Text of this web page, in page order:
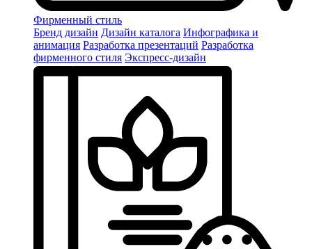
Фирменный стиль
Бренд дизайн Дизайн каталога Инфографика и
анимация Разработка презентаций Разработка
фирменного стиля Экспресс-дизайн